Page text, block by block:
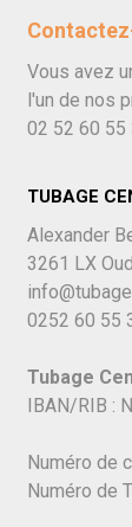
Vous avez
l'un de nos
02 52 60 55
TUBAGE
Alexander
3261 LX
0252 60 55
Tubage
IBAN/RIB :
Numéro de
Numéro de